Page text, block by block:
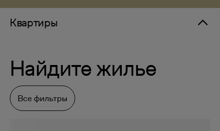
Квартиры
Найдите жилье
Все фильтры